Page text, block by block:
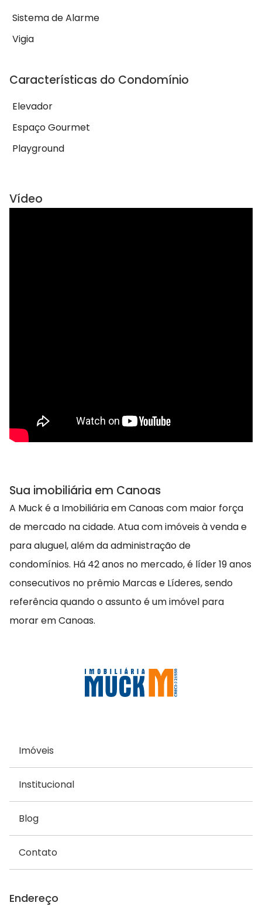
Sistema de Alarme
Vigia
Características do Condomínio
Elevador
Espaço Gourmet
Playground
Vídeo
Sua imobiliária em Canoas
A Muck é a Imobiliária em Canoas com maior força
de mercado na cidade. Atua com imóveis à venda e
para aluguel, além da administração de
condomínios. Há 42 anos no mercado, é líder 19 anos
consecutivos no prêmio Marcas e Líderes, sendo
referência quando o assunto é um imóvel para
morar em Canoas.
Imóveis
Institucional
Blog
Contato
Endereço